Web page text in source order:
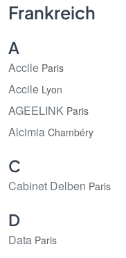
Frankreich
A
Accile Paris
Accile Lyon
AGEELINK Paris
Alcimia Chambéry
C
Cabinet Delben Paris
D
Data Paris